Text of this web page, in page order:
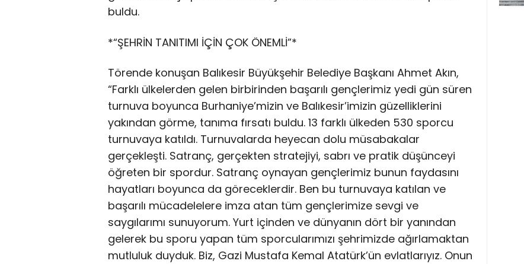
buldu.
*“ŞEHRİN TANITIMI İÇİN ÇOK ÖNEMLİ”*
Törende konuşan Balıkesir Büyükşehir Belediye Başkanı Ahmet Akın,
“Farklı ülkelerden gelen birbirinden başarılı gençlerimiz yedi gün süren
turnuva boyunca Burhaniye’mizin ve Balıkesir’imizin güzelliklerini
yakından görme, tanıma fırsatı buldu. 13 farklı ülkeden 530 sporcu
turnuvaya katıldı. Turnuvalarda heyecan dolu müsabakalar
gerçekleşti. Satranç, gerçekten stratejiyi, sabrı ve pratik düşünceyi
öğreten bir spordur. Satranç oynayan gençlerimiz bunun faydasını
hayatları boyunca da göreceklerdir. Ben bu turnuvaya katılan ve
başarılı mücadelelere imza atan tüm gençlerimize sevgi ve
saygılarımı sunuyorum. Yurt içinden ve dünyanın dört bir yanından
gelerek bu sporu yapan tüm sporcularımızı şehrimizde ağırlamaktan
mutluluk duyduk. Biz, Gazi Mustafa Kemal Atatürk’ün evlatlarıyız. Onun